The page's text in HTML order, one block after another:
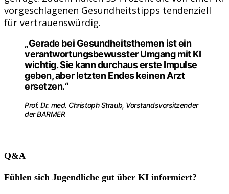
vorgeschlagenen Gesundheitstipps tendenziell
für vertrauenswürdig.
„Gerade bei Gesundheitsthemen ist ein
verantwortungsbewusster Umgang mit KI
wichtig. Sie kann durchaus erste Impulse
geben, aber letzten Endes keinen Arzt
ersetzen.“
Prof. Dr. med. Christoph Straub, Vorstandsvorsitzender
der BARMER
Q&A
Fühlen sich Jugendliche gut über KI informiert?